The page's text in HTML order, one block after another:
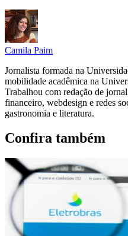
Camila Paim
Jornalista formada na
mobilidade acadêmica na
Trabalhou com redação de
financeiro, webdesign e redes
gastronomia e literatura.
Confira também